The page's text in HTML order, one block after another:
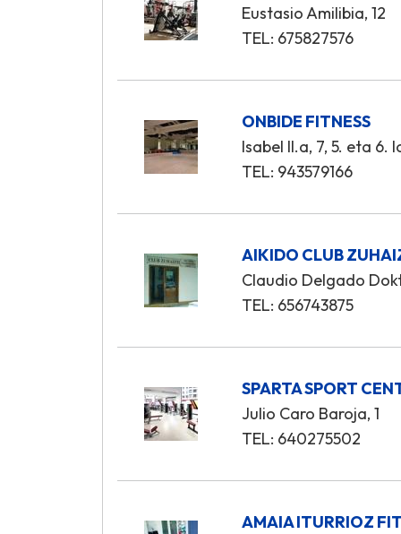
Eustasio Amilibia, 12
TEL: 675827576
ONBIDE FITNESS
Isabel II.a, 7, 5. eta 6.
TEL: 943579166
AIKIDO CLUB
Claudio Delgado
TEL: 656743875
SPARTA SPORT
Julio Caro Baroja, 1
TEL: 640275502
AMAIA ITURRIOZ